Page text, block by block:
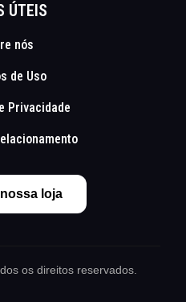
ÚTEIS
nós
de Uso
Privacidade
loja
os direitos reservados.